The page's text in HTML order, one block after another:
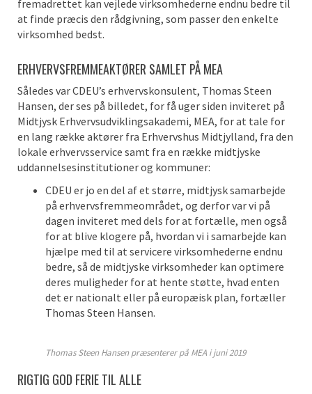
fremadrettet kan vejlede virksomhederne endnu bedre til
at finde præcis den rådgivning, som passer den enkelte
virksomhed bedst.
ERHVERVSFREMMEAKTØRER SAMLET PÅ MEA
Således var CDEU’s erhvervskonsulent, Thomas Steen
Hansen, der ses på billedet, for få uger siden inviteret på
Midtjysk Erhvervsudviklingsakademi, MEA, for at tale for
en lang række aktører fra Erhvervshus Midtjylland, fra den
lokale erhvervsservice samt fra en række midtjyske
uddannelsesinstitutioner og kommuner:
CDEU er jo en del af et større, midtjysk samarbejde
på erhvervsfremmeområdet, og derfor var vi på
dagen inviteret med dels for at fortælle, men også
for at blive klogere på, hvordan vi i samarbejde kan
hjælpe med til at servicere virksomhederne endnu
bedre, så de midtjyske virksomheder kan optimere
deres muligheder for at hente støtte, hvad enten
det er nationalt eller på europæisk plan, fortæller
Thomas Steen Hansen.
Thomas Steen Hansen præsenterer på MEA i juni 2019
RIGTIG GOD FERIE TIL ALLE